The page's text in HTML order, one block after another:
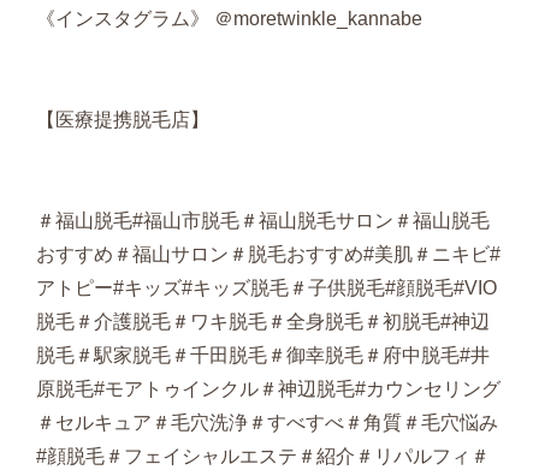
《インスタグラム》 ＠moretwinkle_kannabe
【医療提携脱毛店】
＃福山脱毛#福山市脱毛＃福山脱毛サロン＃福山脱毛
おすすめ＃福山サロン＃脱毛おすすめ#美肌＃ニキビ#
アトピー#キッズ#キッズ脱毛＃子供脱毛#顔脱毛#VIO
脱毛＃介護脱毛＃ワキ脱毛＃全身脱毛＃初脱毛#神辺
脱毛＃駅家脱毛＃千田脱毛＃御幸脱毛＃府中脱毛#井
原脱毛#モアトゥインクル＃神辺脱毛#カウンセリング
＃セルキュア＃毛穴洗浄＃すべすべ＃角質＃毛穴悩み
#顔脱毛＃フェイシャルエステ＃紹介＃リパルフィ＃